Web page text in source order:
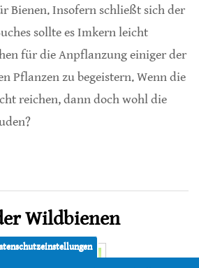
Bienen. Insofern schließt sich der
sollte es Imkern leicht
für die Anpflanzung einiger der
Pflanzen zu begeistern. Wenn die
reichen, dann doch wohl die
Wildbienen